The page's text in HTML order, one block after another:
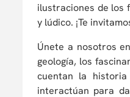
ilustraciones de los
y lúdico. ¡Te
Únete a nosotros
geología, los
cuentan la
interactúan para